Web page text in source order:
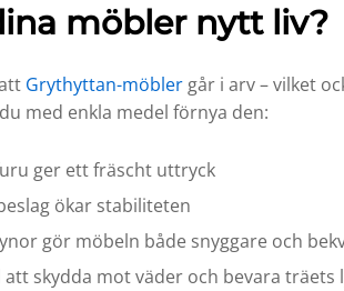
möbler nytt liv?
Grythyttan-möblergår i arv – vilket
med enkla medel förnya den:
ger ett fräscht uttryck
ökar stabiliteten
gör möbeln både snyggare och
skydda mot väder och bevara träets